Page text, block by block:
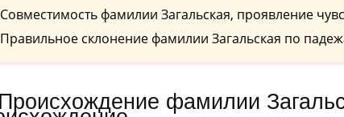
Совместимость фамилии Загальская, проявление
Правильное склонение фамилии Загальская по
Происхождение фамилии